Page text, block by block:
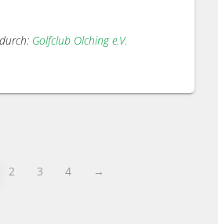
Golfclub Olching e.V.
2 3 4 →